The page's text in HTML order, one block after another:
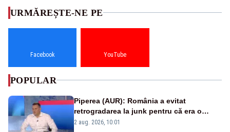
URMĂREȘTE-NE PE
Facebook YouTube
POPULAR
Piperea (AUR): România a evitat
retrogradarea la junk pentru că era o
catastrofă pentru bănci și fondurile de
2 aug. 2026, 10:01